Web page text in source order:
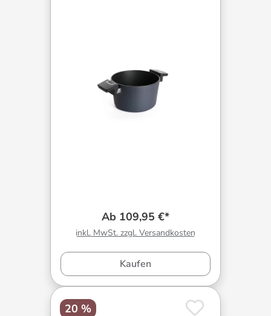
Ab 109,95 €*
inkl. MwSt. zzgl. Versandkosten
Kaufen
20 %